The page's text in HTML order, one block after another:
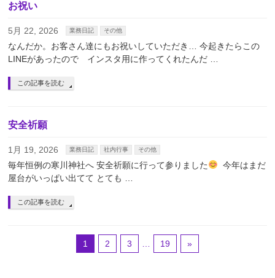
お祝い
5月 22, 2026 業務日記 その他
なんだか。お客さん達にもお祝いしていただき… 今起きたらこの
LINEがあったので インスタ用に作ってくれたんだ …
この記事を読む
安全祈願
1月 19, 2026 業務日記 社内行事 その他
毎年恒例の寒川神社へ 安全祈願に行って参りました
⁡ 今年はまだ
屋台がいっぱい出てて とても …
この記事を読む
1 2 3 19 »